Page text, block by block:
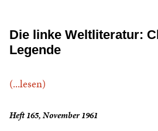
Die linke Weltliteratur:
Legende
(...lesen)
Heft 165, November 1961